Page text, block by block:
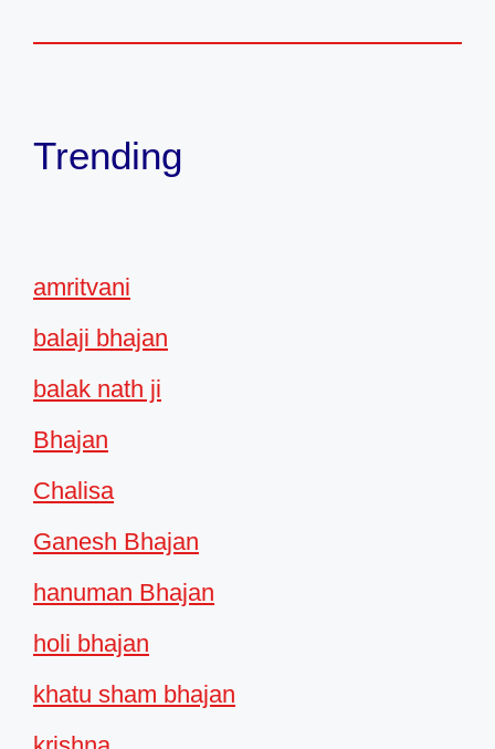
Trending
amritvani
balaji bhajan
balak nath ji
Bhajan
Chalisa
Ganesh Bhajan
hanuman Bhajan
holi bhajan
khatu sham bhajan